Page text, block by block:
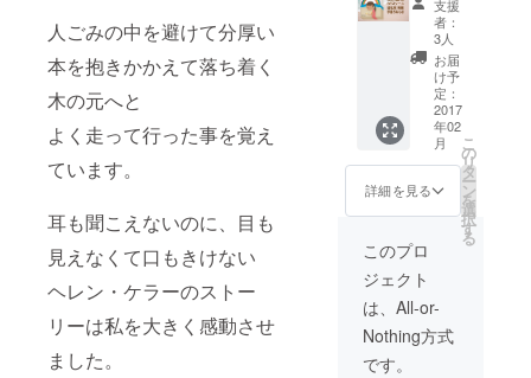
人ごみの中を避けて分厚い
本を抱きかかえて落ち着く
木の元へと
よく走って行った事を覚え
ています。
耳も聞こえないのに、目も
見えなくて口もきけない
ヘレン・ケラーのストー
リーは私を大きく感動させ
ました。
（ス
クール
日程開
始は５
月下旬
以降に
なりま
す。）
す。 道
具も全
て無料
レンタ
ルで、
上総一
ノ宮駅
迄送迎
しま
す。 海
の楽し
さ、ボ
ディー
ボード
の楽し
さをお
伝えし
たいと
業名掲
載＋手
描きお
礼状
※BBス
クール
とは私
自身が
毎週月
曜日に
開催し
ている
千葉県
一宮海
岸にて
1レッス
ン＝1時
間 ボ
支援
者：
3人
お届
け予
定：
2017
年02
月
詳細を見る
こ
の
リ
タ
ー
ン
を
選
択
す
る
このプロ
ジェクト
は、All-or-
Nothing方式
です。